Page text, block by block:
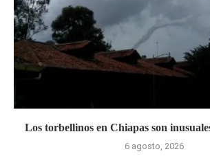
Los torbellinos en Chiapas son
6 agosto, 2026